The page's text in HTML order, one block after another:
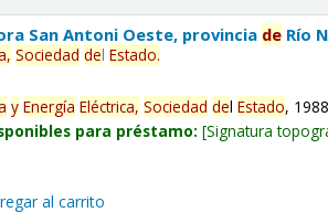
San Antoni Oeste, provincia de Río
Sociedad delEstado.
y Energía Eléctrica, Sociedad delEstado, 1988
para préstamo: Signatura
al carrito